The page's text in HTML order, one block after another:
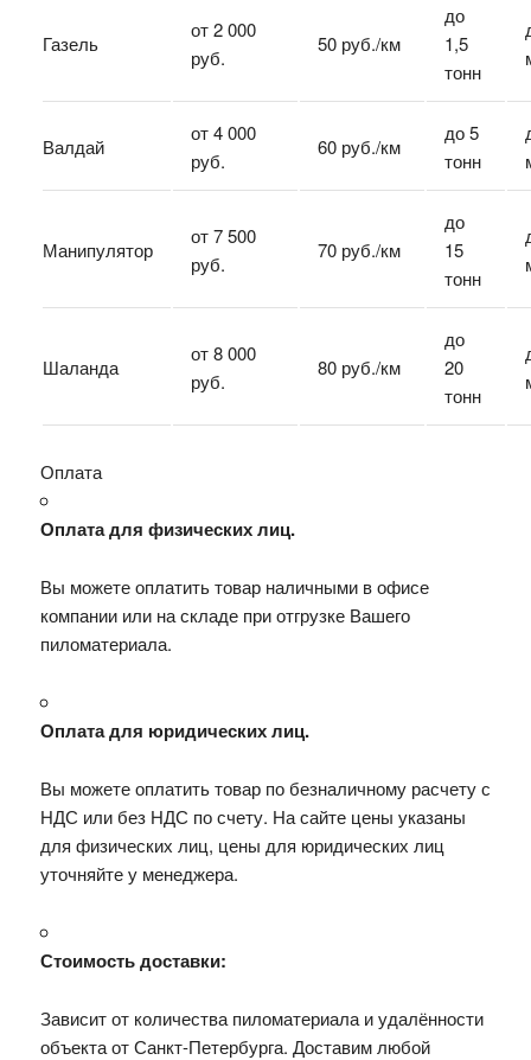
Газель
от 2 000
руб.
50 руб./км
до
1,5
тонн
Валдай
от 4 000
руб.
60 руб./км
до 5
тонн
Манипулятор
от 7 500
руб.
70 руб./км
до
15
тонн
Шаланда
от 8 000
руб.
80 руб./км
до
20
тонн
Оплата
Оплата для физических лиц.
Вы можете оплатить товар наличными в офисе
компании или на складе при отгрузке Вашего
пиломатериала.
Оплата для юридических лиц.
Вы можете оплатить товар по безналичному расчету с
НДС или без НДС по счету. На сайте цены указаны
для физических лиц, цены для юридических лиц
уточняйте у менеджера.
Стоимость доставки:
Зависит от количества пиломатериала и удалённости
объекта от Санкт-Петербурга. Доставим любой